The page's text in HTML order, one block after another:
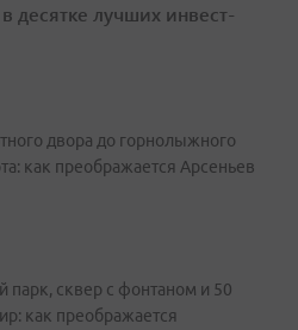
десятке лучших инвест-
двора до горнолыжного
как преображается Арсеньев
парк, сквер с фонтаном и 50
как преображается